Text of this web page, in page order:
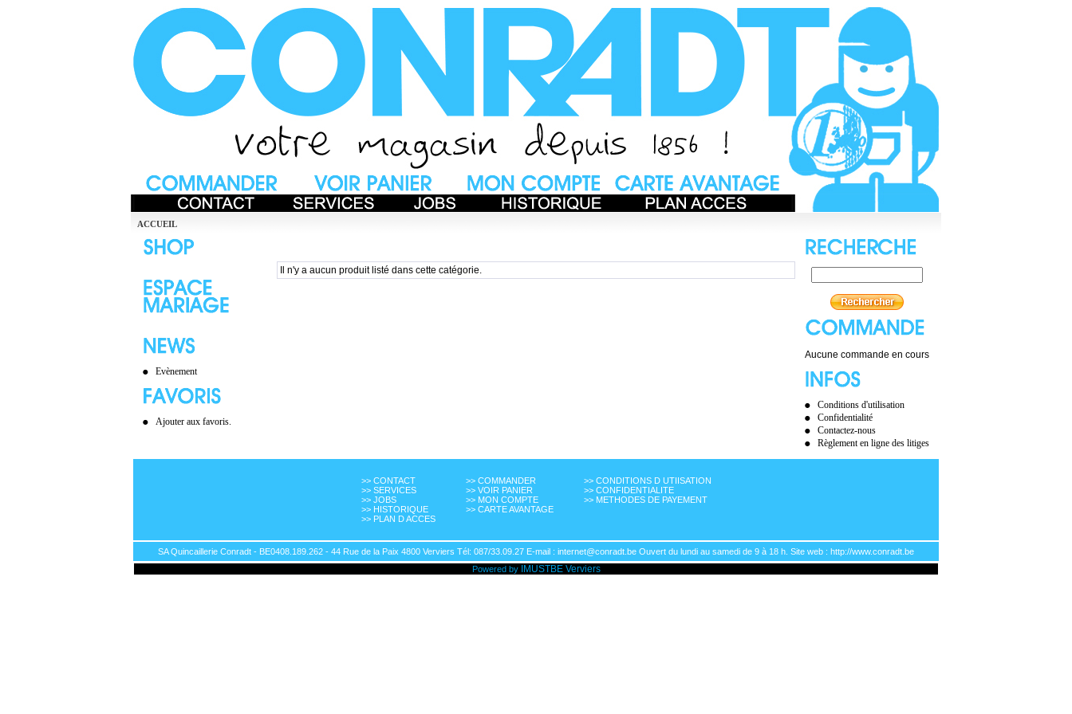
ACCUEIL
Evènement
Ajouter aux favoris.
Il n'y a aucun produit listé dans cette catégorie.
Aucune commande en cours
Conditions d'utilisation
Confidentialité
Contactez-nous
Règlement en ligne des litiges
>> CONTACT
>> SERVICES
>> JOBS
>> HISTORIQUE
>> PLAN D ACCES
>> COMMANDER
>> VOIR PANIER
>> MON COMPTE
>> CARTE AVANTAGE
>> CONDITIONS D UTIISATION
>> CONFIDENTIALITE
>> METHODES DE PAYEMENT
SA Quincaillerie Conradt - BE0408.189.262 - 44 Rue de la Paix 4800 Verviers Tél: 087/33.09.27 E-mail : internet@conradt.be Ouvert du lundi au samedi de 9 à 18 h. Site web : http://www.conradt.be
Powered by
IMUSTBE Verviers